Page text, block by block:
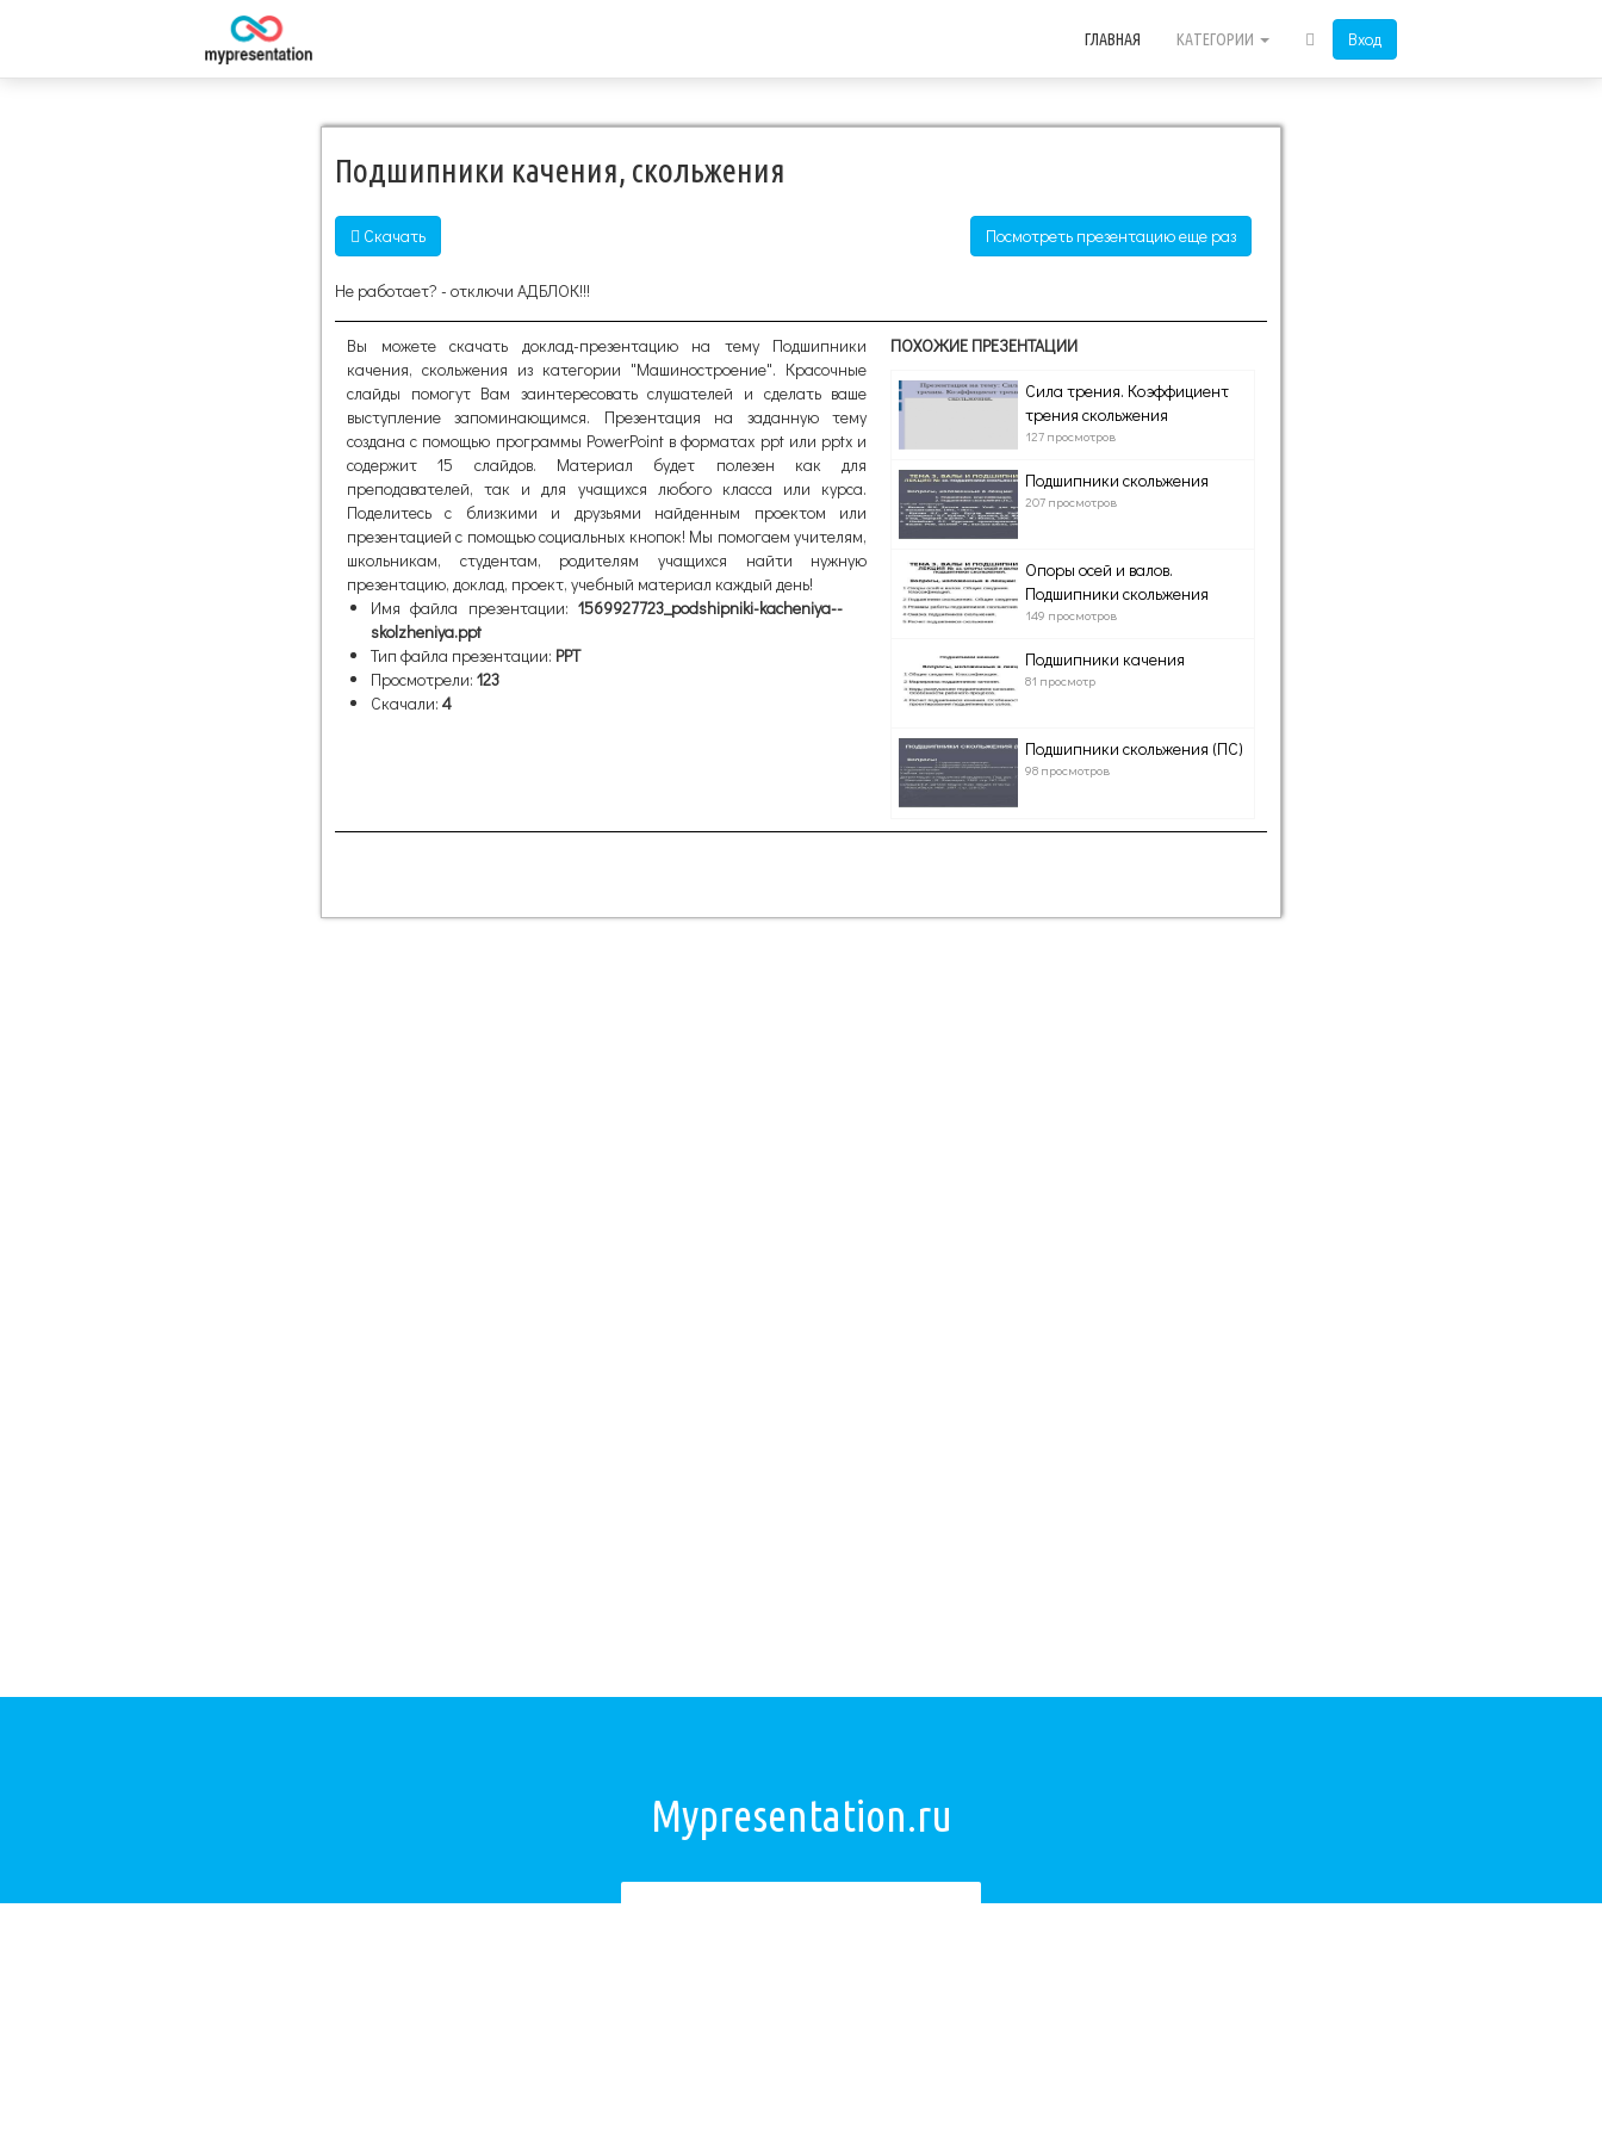
Вход
ГЛАВНАЯ КАТЕГОРИИ
Подшипники качения, скольжения
Скачать Посмотреть презентацию еще раз
Не работает? - отключи АДБЛОК!!!
Вы можете скачать доклад-презентацию на тему Подшипники
качения, скольжения из категории "Машиностроение". Красочные
слайды помогут Вам заинтересовать слушателей и сделать ваше
выступление запоминающимся. Презентация на заданную тему
создана с помощью программы PowerPoint в форматах ppt или pptx и
содержит 15 слайдов. Материал будет полезен как для
преподавателей, так и для учащихся любого класса или курса.
Поделитесь с близкими и друзьями найденным проектом или
презентацией с помощью социальных кнопок! Мы помогаем учителям,
школьникам, студентам, родителям учащихся найти нужную
презентацию, доклад, проект, учебный материал каждый день!
Имя файла презентации:1569927723_podshipniki-kacheniya--
skolzheniya.ppt
Тип файла презентации: PPT
Просмотрели: 123
Скачали: 4
ПОХОЖИЕ ПРЕЗЕНТАЦИИ
Сила трения. Коэффициент
трения скольжения
127 просмотров
Подшипники скольжения
207 просмотров
Опоры осей и валов.
Подшипники скольжения
149 просмотров
Подшипники качения
81 просмотр
Подшипники скольжения (ПС)
98 просмотров
Mypresentation.ru